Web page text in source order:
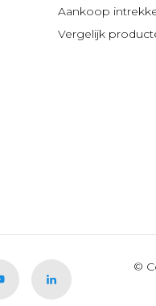
Aankoop
Vergelijk
©